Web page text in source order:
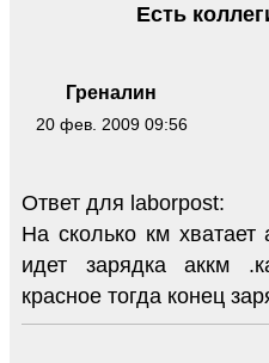
Греналин
20 фев. 2009 09:56
Есть
Ответ для laborpost:
На сколько км хватает
идет зарядка аккм
красное тогда конец